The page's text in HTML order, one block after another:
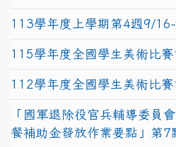
113學年度上學期第4週9/
115學年度全國學生美術比
112學年度全國學生美術比
「國軍退除役官兵輔導委員
餐補助金發放作業要點」第7